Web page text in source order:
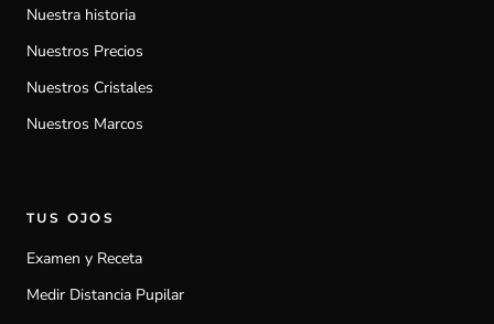
Nuestra historia
Nuestros Precios
Nuestros Cristales
Nuestros Marcos
TUS OJOS
Examen y Receta
Medir Distancia Pupilar